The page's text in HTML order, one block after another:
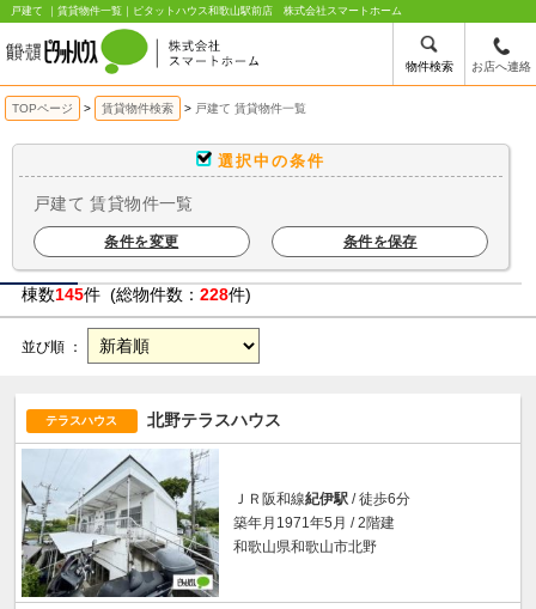
戸建て ｜賃貸物件一覧｜ピタットハウス和歌山駅前店 株式会社スマートホーム
物件検索 お店へ連絡
TOPページ 賃貸物件検索 戸建て 賃貸物件一覧
選択中の条件
戸建て 賃貸物件一覧
条件を変更 条件を保存
棟数145件 (総物件数： 228件)
並び順 ：
テラスハウス 北野テラスハウス
ＪＲ阪和線紀伊駅 / 徒歩6分
築年月1971年5月 / 2階建
和歌山県和歌山市北野